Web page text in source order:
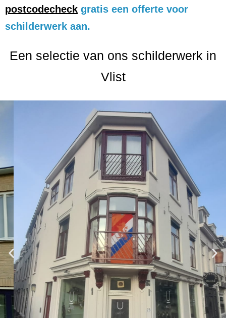
postcodecheck gratis een offerte voor
schilderwerk aan.
Een selectie van ons schilderwerk in
Vlist